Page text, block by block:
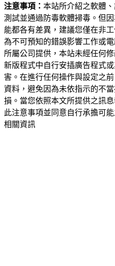
注意事項： 本站所介紹之軟體
測試並通過防毒軟體掃毒。但
能都各有差異，建議您僅在非
為不可預知的錯誤影響工作或
所屬公司提供，本站未經任何
新版程式中自行安插廣告程式
害。在進行任何操作與設定之
資料，避免因為未依指示的不
損。當您依照本文所提供之訊
此注意事項並同意自行承擔可
相關資訊